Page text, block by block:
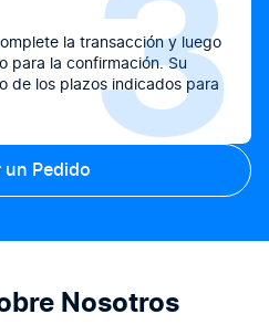
3
la transacción y luego
para la confirmación. Su
de los plazos indicados para
un Pedido
Nosotros